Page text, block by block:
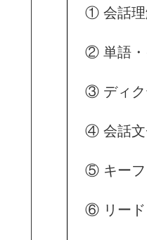
① 会話理
② 単語・
③ ディク
④ 会話文
⑤ キーフ
⑥ リード